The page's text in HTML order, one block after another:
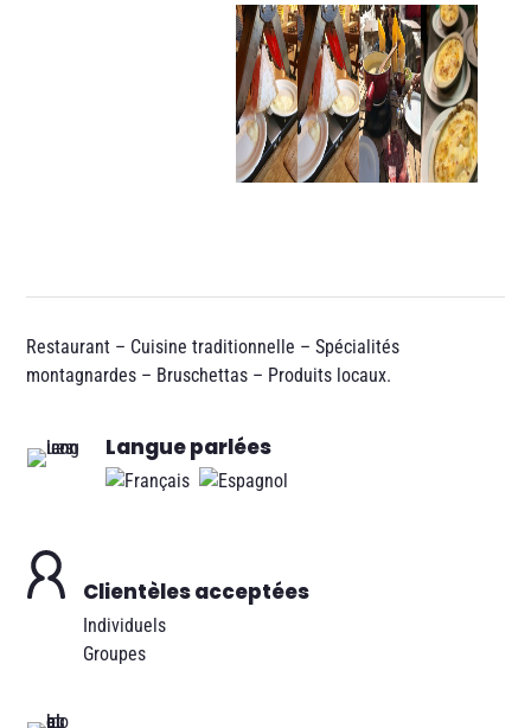
Restaurant – Cuisine traditionnelle – Spécialités
montagnardes – Bruschettas – Produits locaux.
Langue parlées
Clientèles acceptées
Individuels
Groupes